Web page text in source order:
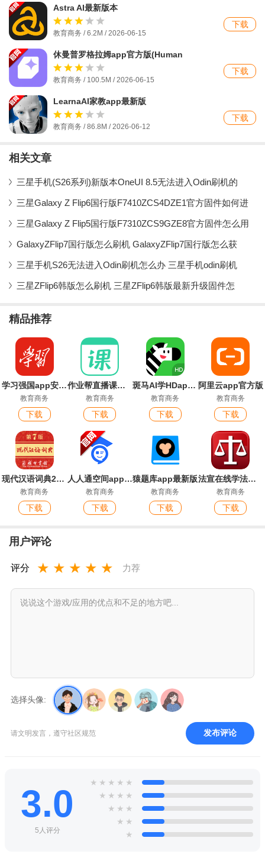
Astra AI最新版本
教育商务 / 6.2M / 2026-06-15
下载
休曼普罗格拉姆app官方版(Human
Program)
教育商务 / 100.5M / 2026-06-15
下载
LearnaAI家教app最新版
教育商务 / 86.8M / 2026-06-12
下载
相关文章
三星手机(S26系列)新版本OneUI 8.5无法进入Odin刷机的
三星Galaxy Z Flip6国行版F7410ZCS4DZE1官方固件如何进
三星Galaxy Z Flip5国行版F7310ZCS9GZE8官方固件怎么用
GalaxyZFlip7国行版怎么刷机 GalaxyZFlip7国行版怎么获
三星手机S26无法进入Odin刷机怎么办 三星手机odin刷机
三星ZFlip6韩版怎么刷机 三星ZFlip6韩版最新升级固件怎
精品推荐
学习强国app安卓版
教育商务
下载
作业帮直播课官方版
教育商务
下载
斑马AI学HDapp官方版
教育商务
下载
阿里云app官方版
教育商务
下载
现代汉语词典2026最新版
教育商务
下载
人人通空间app官方版
教育商务
下载
猿题库app最新版
教育商务
下载
法宣在线学法考试平台
教育商务
下载
用户评论
评分 ★ ★ ★ ★ ★ 力荐
选择头像:
请文明发言，遵守社区规范 发布评论
3.0
5人评分
★ ★ ★ ★ ★
★ ★ ★ ★
★ ★ ★
★ ★
★